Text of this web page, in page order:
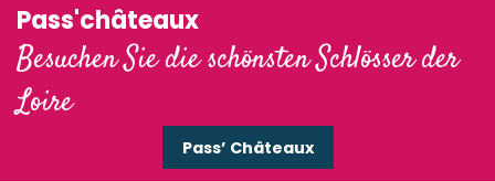
Pass'châteaux
Besuchen Sie die schönsten Schlösser der
Loire
Pass’ Châteaux